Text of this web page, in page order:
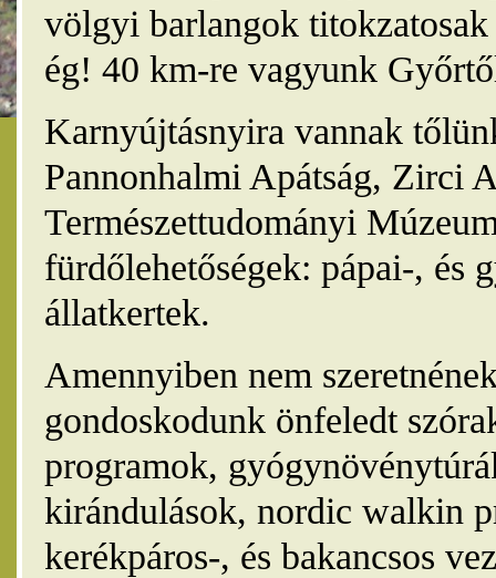
völgyi barlangok
ég! 40 km-re vagyunk
Karnyújtásnyira vannak
Pannonhalmi Apátság, Zirci
Természettudományi
fürdőlehetőségek: pápai-, és
állatkertek.
Amennyiben nem
gondoskodunk önfeledt
programok,
kirándulások, nordic walkin
kerékpáros-, és bakancsos